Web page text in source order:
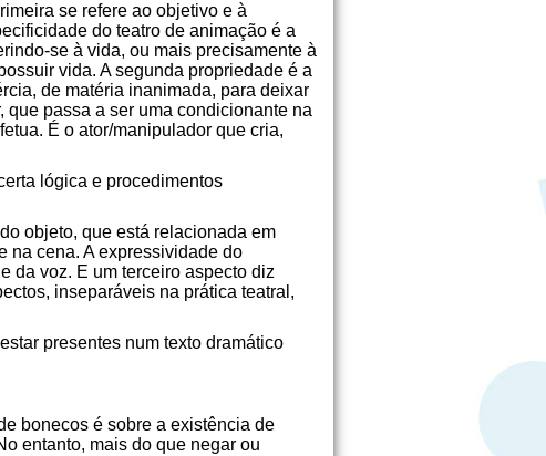
se refere ao objetivo e à
do teatro de animação é a
se à vida, ou mais precisamente à
vida. A segunda propriedade é a
de matéria inanimada, para deixar
que passa a ser uma condicionante na
É o ator/manipulador que cria,
lógica e procedimentos
objeto, que está relacionada em
na cena. A expressividade do
da voz. E um terceiro aspecto diz
inseparáveis na prática teatral,
presentes num texto dramático
bonecos é sobre a existência de
entanto, mais do que negar ou